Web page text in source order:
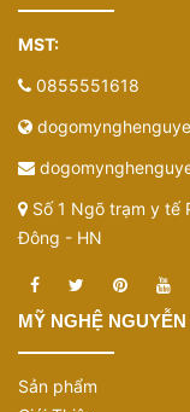
MST:
0855551618
Số 1 Ngõ trạm y tế
Đông - HN
MỸ NGHỆ
Sản phẩm